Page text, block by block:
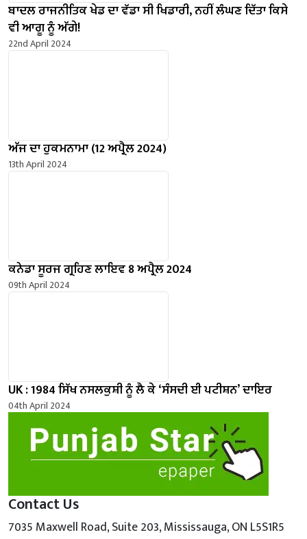
ਬਾਦਲ ਰਾਜਨੀਤਿਕ ਖੇਡ ਦਾ ਵੱਡਾ ਸੀ ਖਿਡਾਰੀ, ਨਹੀਂ ਲੰਘਣ ਦਿੱਤਾ ਕਿਸੇ
ਵੀ ਆਗੂ ਨੂੰ ਅੱਗੇ!
22nd April 2024
ਅੱਜ ਦਾ ਹੁਕਮਨਾਮਾ (12 ਅਪ੍ਰੈਲ 2024)
13th April 2024
ਕਨੇਡਾ ਸੂਰਜ ਗ੍ਰਹਿਣ ਲਾਇਵ 8 ਅਪ੍ਰੈਲ 2024
09th April 2024
UK : 1984 ਸਿੱਖ ਨਸਲਕੁਸ਼ੀ ਨੂੰ ਲੈ ਕੇ ‘ਸੰਸਦੀ ਈ ਪਟੀਸ਼ਨ’ ਦਾਇਰ
04th April 2024
Contact Us
7035 Maxwell Road, Suite 203, Mississauga, ON L5S1R5